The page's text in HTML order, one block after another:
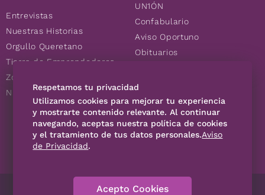
Entrevistas
Nuestras Historias
Orgullo Queretano
Tierra de Emprendedores
Zoociales
Nuevos Queretanos
UN1ÓN
Confabulario
Aviso Oportuno
Obituarios
Consultas
SÍGUENOS
Contáctanos Código de Ética
Respetamos tu privacidad
Utilizamos cookies para mejorar tu experiencia
y mostrarte contenido relevante. Al continuar
navegando, aceptas nuestra política de cookies
y el tratamiento de tus datos personales.Aviso
de Privacidad.
Acepto Cookies